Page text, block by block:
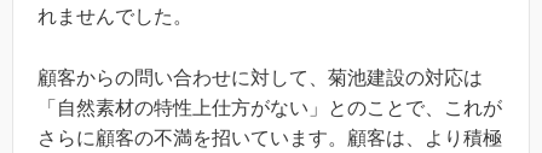
れませんでした。
顧客からの問い合わせに対して、菊池建設の対応は
「自然素材の特性上仕方がない」とのことで、これが
さらに顧客の不満を招いています。顧客は、より積極